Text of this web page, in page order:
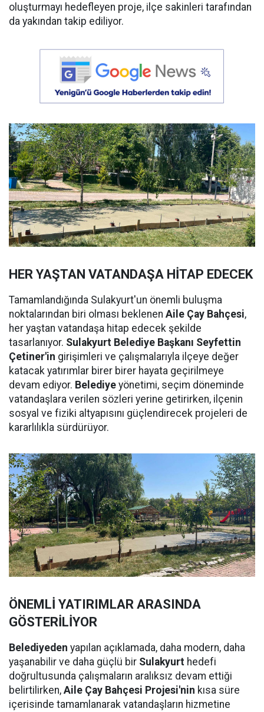
oluşturmayı hedefleyen proje, ilçe sakinleri tarafından
da yakından takip ediliyor.
HER YAŞTAN VATANDAŞA HİTAP EDECEK
Tamamlandığında Sulakyurt'un önemli buluşma
noktalarından biri olması beklenen Aile Çay Bahçesi,
her yaştan vatandaşa hitap edecek şekilde
tasarlanıyor. Sulakyurt Belediye Başkanı Seyfettin
Çetiner'in girişimleri ve çalışmalarıyla ilçeye değer
katacak yatırımlar birer birer hayata geçirilmeye
devam ediyor. Belediye yönetimi, seçim döneminde
vatandaşlara verilen sözleri yerine getirirken, ilçenin
sosyal ve fiziki altyapısını güçlendirecek projeleri de
kararlılıkla sürdürüyor.
ÖNEMLİ YATIRIMLAR ARASINDA
GÖSTERİLİYOR
Belediyeden yapılan açıklamada, daha modern, daha
yaşanabilir ve daha güçlü bir Sulakyurt hedefi
doğrultusunda çalışmaların aralıksız devam ettiği
belirtilirken, Aile Çay Bahçesi Projesi'nin kısa süre
içerisinde tamamlanarak vatandaşların hizmetine